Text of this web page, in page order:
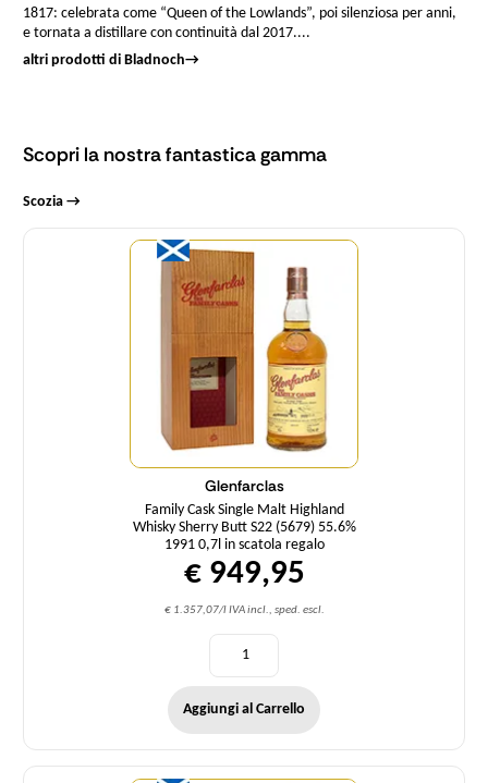
1817: celebrata come “Queen of the Lowlands”, poi silenziosa per anni,
e tornata a distillare con continuità dal 2017....
altri prodotti di Bladnoch→
Scopri la nostra fantastica gamma
Scozia →
Glenfarclas
Family Cask Single Malt Highland
Whisky Sherry Butt S22 (5679) 55.6%
1991 0,7l in scatola regalo
€ 949,95
€ 1.357,07/l IVA incl., sped. escl.
Quantità
Aggiungi al Carrello
Quantità